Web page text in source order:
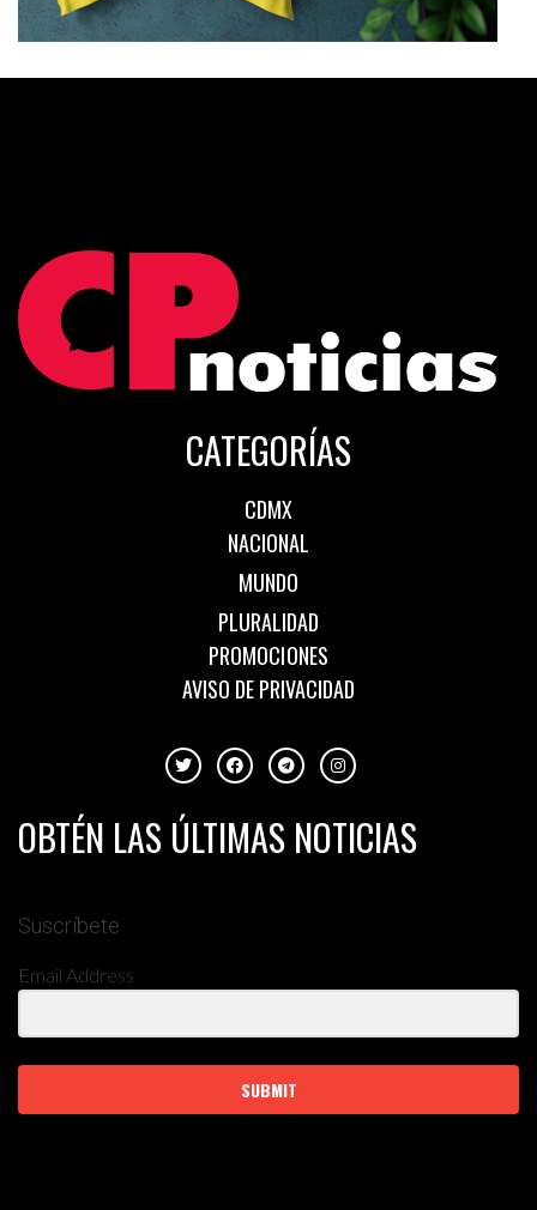
CATEGORÍAS
CDMX
NACIONAL
MUNDO
PLURALIDAD
PROMOCIONES
AVISO DE PRIVACIDAD
OBTÉN LAS ÚLTIMAS NOTICIAS
Suscríbete
Email Address
SUBMIT